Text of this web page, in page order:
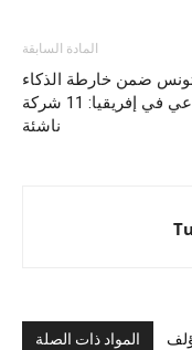
المادة السابقة
ضمن خارطة الذكاء
الاصطناعي في إفريقيا: 11 شركة
ناشئة
المواد ذات الصلة